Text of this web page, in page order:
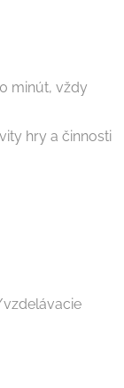
minút, vždy
hry a činnosti